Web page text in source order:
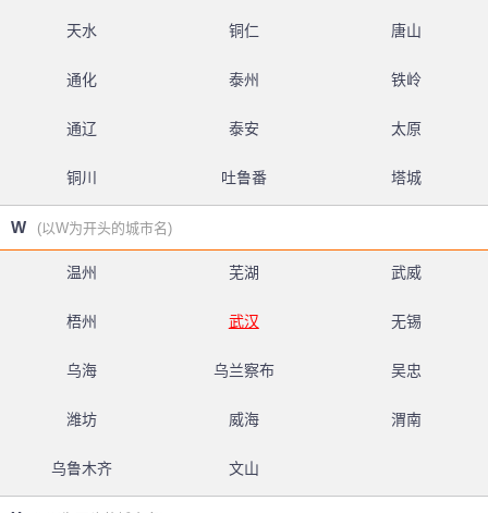
天水 铜仁 唐山
通化 泰州 铁岭
通辽 泰安 太原
铜川 吐鲁番 塔城
W (以W为开头的城市名)
温州 芜湖 武威
梧州 武汉 无锡
乌海 乌兰察布 吴忠
潍坊 威海 渭南
乌鲁木齐 文山